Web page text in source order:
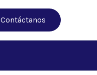
Contáctanos